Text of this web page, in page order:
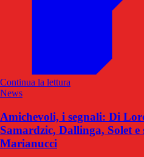
Continua la lettura
News
Amichevoli, i segnali: Di
Samardzic, Dallinga, Solet e
Marianucci